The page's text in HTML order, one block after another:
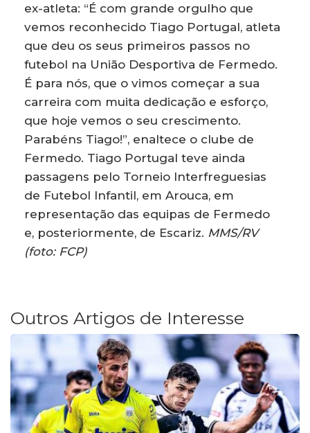
ex-atleta: “É com grande orgulho que
vemos reconhecido Tiago Portugal, atleta
que deu os seus primeiros passos no
futebol na União Desportiva de Fermedo.
É para nós, que o vimos começar a sua
carreira com muita dedicação e esforço,
que hoje vemos o seu crescimento.
Parabéns Tiago!”, enaltece o clube de
Fermedo. Tiago Portugal teve ainda
passagens pelo Torneio Interfreguesias
de Futebol Infantil, em Arouca, em
representação das equipas de Fermedo
e, posteriormente, de Escariz. MMS/RV
(foto: FCP)
Outros Artigos de Interesse